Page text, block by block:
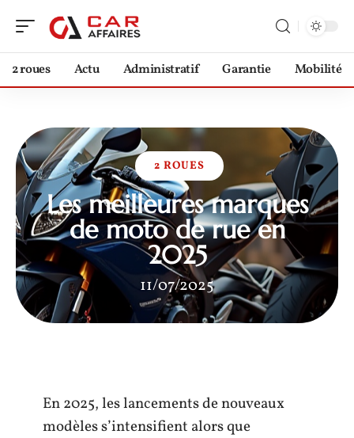
2 roues Actu Administratif Garantie Mobilité
2 ROUES
Les meilleures marques
de moto de rue en
2025
11/07/2025
En 2025, les lancements de nouveaux
modèles s’intensifient alors que